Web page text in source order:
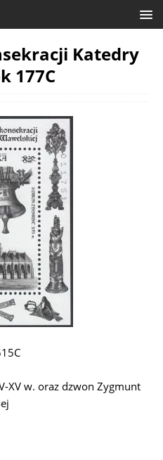
Katedry
177C
XV w. oraz dzwon Zygmunt